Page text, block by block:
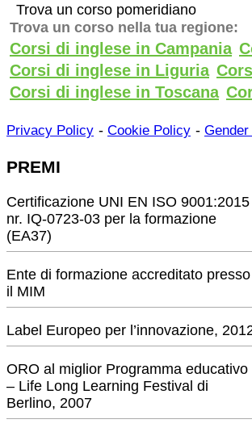
Trova un corso pomeridiano
Trova un corso nella tua regione:
Corsi di inglese in Campania
Corsi di inglese in Liguria
Corsi di inglese in Toscana
Privacy Policy - Cookie Policy -
PREMI
Certificazione UNI EN ISO 9001:2015
nr. IQ-0723-03 per la formazione
(EA37)
Ente di formazione accreditato presso
il MIM
Label Europeo per l’innovazione,
ORO al miglior Programma educativo
– Life Long Learning Festival di
Berlino, 2007